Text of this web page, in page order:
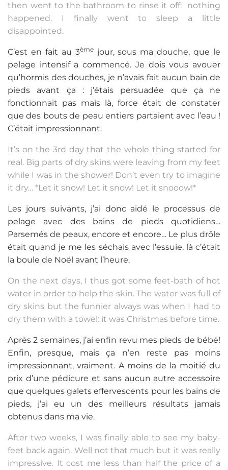
then went to the bathroom to rinse it off: nothing
happened. I finally went to sleep a little
disappointed.
C’est en fait au 3èmejour, sous ma douche, que le
pelage intensif a commencé. Je dois vous avouer
qu’hormis des douches, je n’avais fait aucun bain de
pieds avant ça : j’étais persuadée que ça ne
fonctionnait pas mais là, force était de constater
que des bouts de peau entiers partaient avec l’eau !
C’était impressionnant.
It’s on the 3rd day that the whole thing started for
real. Big parts of dry skins were leaving from my feet
while I was in the shower! Don’t even try to imagine
it dry… *Let it snow! Let it snow! Let it snooow!*
Les jours suivants, j’ai donc aidé le processus de
pelage avec des bains de pieds quotidiens…
Parsemés de peaux, encore et encore… Le plus drôle
était quand je me les séchais avec l’essuie, là c’était
la boule de Noël avant l’heure.
On the next days, I thus got some feet-bath of hot
water in order to help the skin. The water was full of
dry skins but the funnier always was when I had to
dry them with a towel: it was Christmas before time.
Après 2 semaines, j’ai enfin revu mes pieds de bébé!
Enfin, presque, mais ça n’en reste pas moins
impressionnant, vraiment. A moins de la moitié du
prix d’une pédicure et sans aucun autre accessoire
que quelques galets effervescents pour les bains de
pieds, j’ai eu un des meilleurs résultats jamais
obtenus dans ma vie.
After two weeks, I was finally able to see my baby-
feet back again. Well not that much but it was really
impressive. It cost me less than half the price of a